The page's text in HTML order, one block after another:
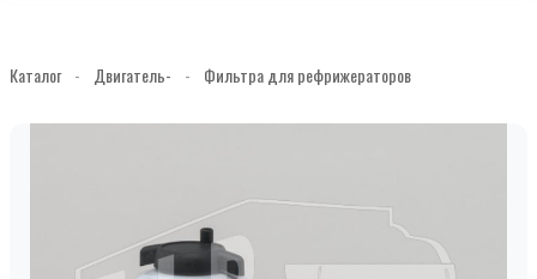
Каталог - Двигатель- - Фильтра для рефрижераторов